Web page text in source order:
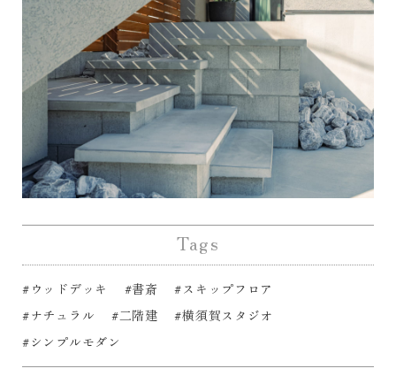
Tags
#ウッドデッキ #書斎
#スキップフロア
#ナチュラル
#二階建
#横須賀スタジオ
#シンプルモダン